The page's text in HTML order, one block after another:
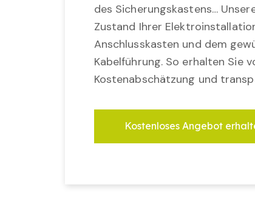
des Sicherungskastens…
Zustand Ihrer
Anschlusskasten und dem
Kabelführung. So erhalten Sie
Kostenabschätzung und
Kostenloses Angebot